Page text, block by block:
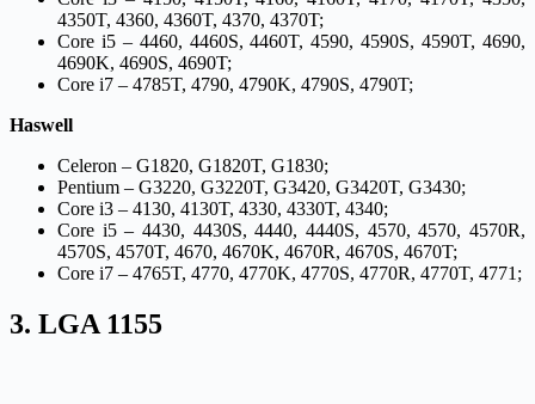
4350T, 4360, 4360T, 4370, 4370T;
Core i5 – 4460, 4460S, 4460T, 4590, 4590S, 4590T, 4690,
4690K, 4690S, 4690T;
Core i7 – 4785T, 4790, 4790K, 4790S, 4790T;
Haswell
Celeron – G1820, G1820T, G1830;
Pentium – G3220, G3220T, G3420, G3420T, G3430;
Core i3 – 4130, 4130T, 4330, 4330T, 4340;
Core i5 – 4430, 4430S, 4440, 4440S, 4570, 4570, 4570R,
4570S, 4570T, 4670, 4670K, 4670R, 4670S, 4670T;
Core i7 – 4765T, 4770, 4770K, 4770S, 4770R, 4770T, 4771;
3. LGA 1155